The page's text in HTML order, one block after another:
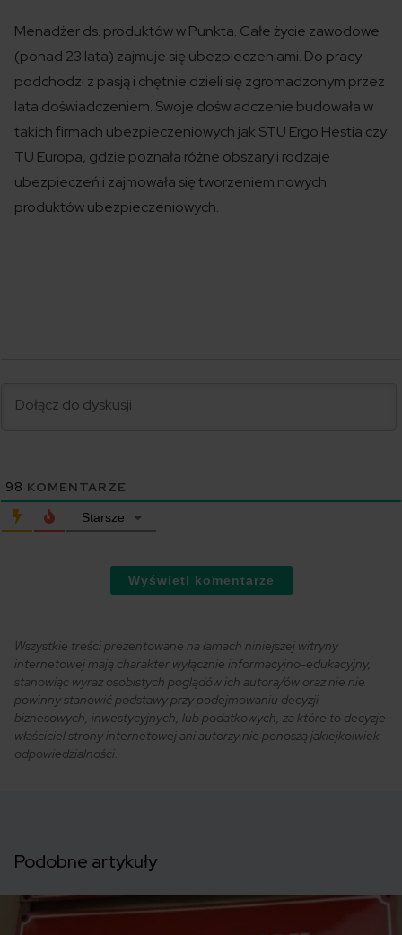
Menadżer ds. produktów w Punkta. Całe życie zawodowe
(ponad 23 lata) zajmuje się ubezpieczeniami. Do pracy
podchodzi z pasją i chętnie dzieli się zgromadzonym przez
lata doświadczeniem. Swoje doświadczenie budowała w
takich firmach ubezpieczeniowych jak STU Ergo Hestia czy
TU Europa, gdzie poznała różne obszary i rodzaje
ubezpieczeń i zajmowała się tworzeniem nowych
produktów ubezpieczeniowych.
98 KOMENTARZE
Starsze
Wyświetl komentarze
Wszystkie treści prezentowane na łamach niniejszej witryny
internetowej mają charakter wyłącznie informacyjno-edukacyjny,
stanowiąc wyraz osobistych poglądów ich autora/ów oraz nie nie
powinny stanowić podstawy przy podejmowaniu decyzji
biznesowych, inwestycyjnych, lub podatkowych, za które to decyzje
właściciel strony internetowej ani autorzy nie ponoszą jakiejkolwiek
odpowiedzialności.
Podobne artykuły